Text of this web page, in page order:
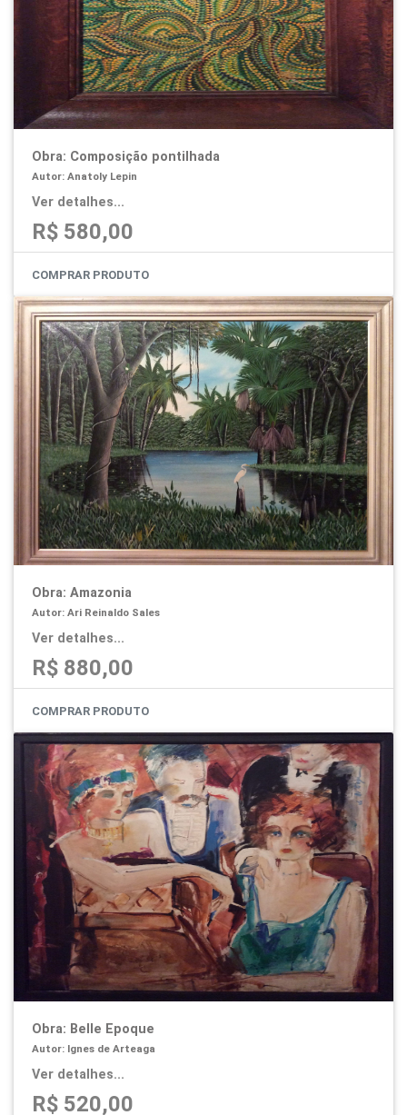
Obra: Composição pontilhada
Autor: Anatoly Lepin
Ver detalhes...
R$ 580,00
COMPRAR PRODUTO
Obra: Amazonia
Autor: Ari Reinaldo Sales
Ver detalhes...
R$ 880,00
COMPRAR PRODUTO
Obra: Belle Epoque
Autor: Ignes de Arteaga
Ver detalhes...
R$ 520,00